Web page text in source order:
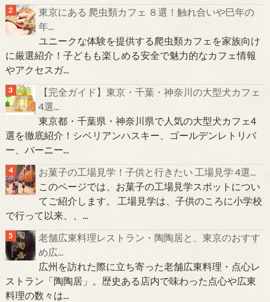
東京にある 爬虫類カフェ ８選！触れ合いや巳年の
年...
ユニークな体験を提供する爬虫類カフェを家族向け
に厳選紹介！子どもも楽しめる安全で魅力的なカフェ情報
やアクセスガ...
【完全ガイド】東京・千葉・神奈川の大型犬カフェ
4選...
東京都・千葉県・神奈川県で人気の大型犬カフェ4
選を徹底紹介！シベリアンハスキー、ゴールデンレトリバ
ー、バーニー...
お菓子の工場見学！子供と行きたい 工場見学 4選...
このページでは、お菓子の工場見学スポットについ
てご紹介します。 工場見学は、子供のころに小学校
で行って以来、、...
老舗広東料理レストラン・陶陶居と、東京のおすす
め広...
広州を訪れた際に立ち寄った老舗広東料理・点心レ
ストラン「陶陶居」。歴史ある店内で味わった点心や広東
料理の数々は...